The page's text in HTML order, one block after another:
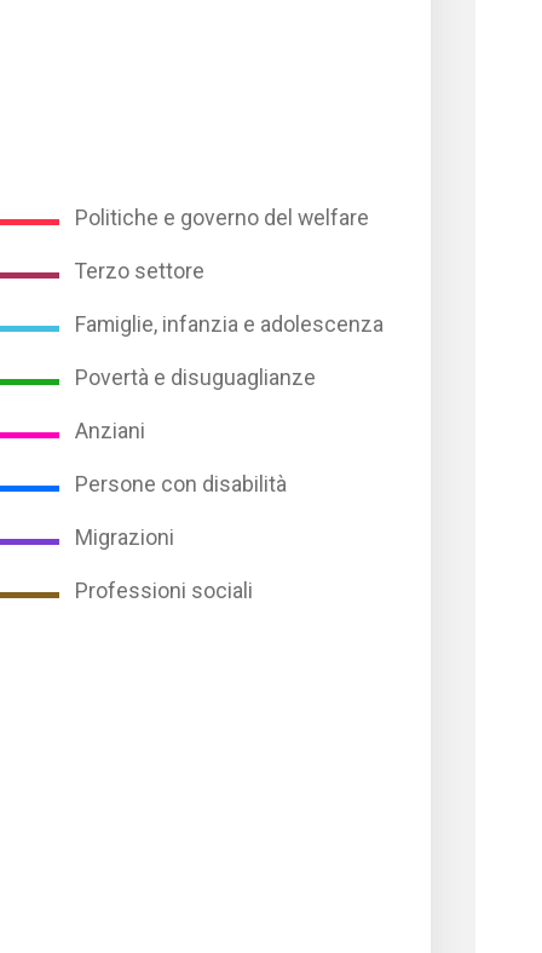
Politiche e governo del welfare
Terzo settore
Famiglie, infanzia e adolescenza
Povertà e disuguaglianze
Anziani
Persone con disabilità
Migrazioni
Professioni sociali